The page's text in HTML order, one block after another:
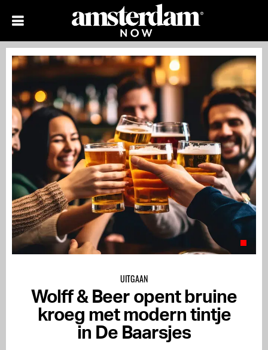
UITGAAN
Wolff & Beer opent bruine
kroeg met modern tintje
in De Baarsjes